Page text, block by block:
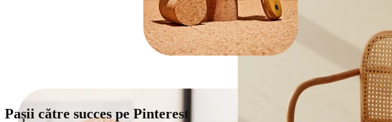
Pașii către succes pe Pinterest